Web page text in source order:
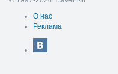
О нас
Реклама